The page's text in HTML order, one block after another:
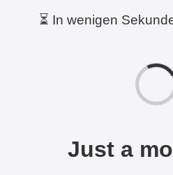
⏳ In wenigen
Just a